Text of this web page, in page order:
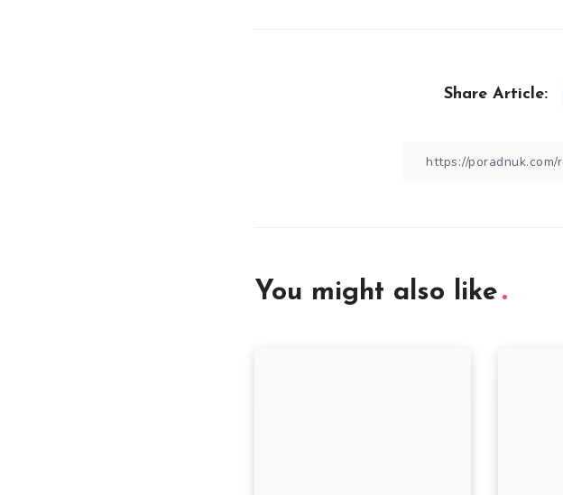
Share Article:
You might also like